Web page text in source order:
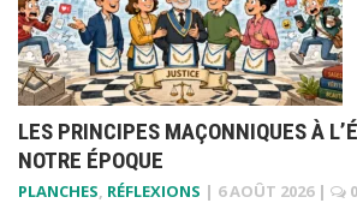
LES PRINCIPES MAÇONNIQUES À
NOTRE ÉPOQUE
PLANCHES, RÉFLEXIONS | 6 AOÛT 2026 |
0